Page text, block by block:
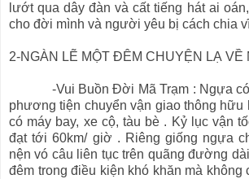
lướt qua dây đàn và cất tiếng hát ai
cho đời mình và người yêu bị cách chia
2-NGÀN LẼ MỘT ĐÊM CHUYỆN LẠ VỀ
-Vui Buồn Đời Mã Trạm : Ngựa có
phương tiện chuyển vận giao thông hữu
có máy bay, xe cộ, tàu bè . Kỷ lục vận
đạt tới 60km/ giờ . Riêng giống ngựa
nện vó câu liên tục trên quãng đường
đêm trong điều kiện khó khăn mà